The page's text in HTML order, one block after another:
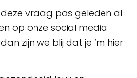
deze vraag pas geleden al
op onze social media
zijn we blij dat je ‘m hier